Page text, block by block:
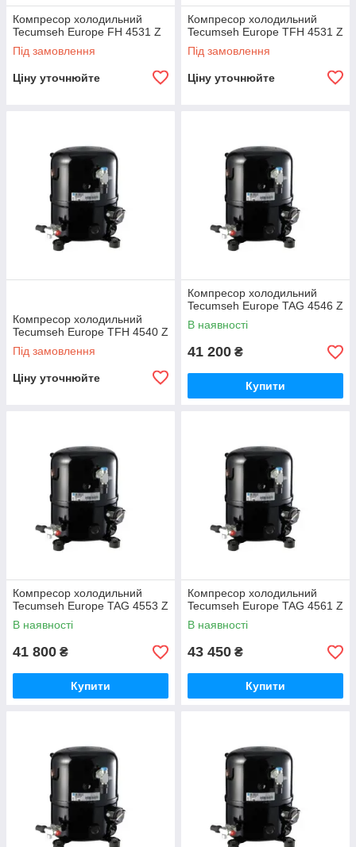
Компресор холодильний
Tecumseh Europe FH 4531 Z
Під замовлення
Ціну уточнюйте
Компресор холодильний
Tecumseh Europe TFH 4531 Z
Під замовлення
Ціну уточнюйте
Компресор холодильний
Tecumseh Europe TFH 4540 Z
Під замовлення
Ціну уточнюйте
Компресор холодильний
Tecumseh Europe TAG 4546 Z
В наявності
41 200 ₴
Купити
Компресор холодильний
Tecumseh Europe TAG 4553 Z
В наявності
41 800 ₴
Купити
Компресор холодильний
Tecumseh Europe TAG 4561 Z
В наявності
43 450 ₴
Купити